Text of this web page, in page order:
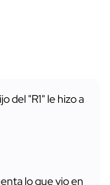
del "R1" le hizo a
lo que vio en